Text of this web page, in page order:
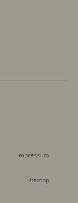
Impressum
Sitemap